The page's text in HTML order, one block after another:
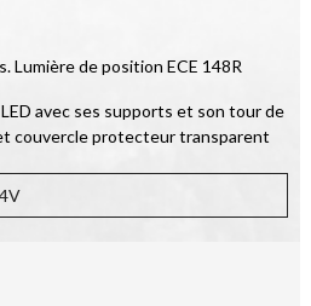
Lumière de position ECE 148R
avec ses supports et son tour de
couvercle protecteur transparent